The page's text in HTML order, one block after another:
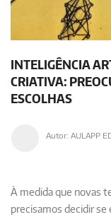
INTELIGÊNCIA
CRIATIVA:
ESCOLHAS
Autor: AULAPP
À medida que novas
precisamos decidir se